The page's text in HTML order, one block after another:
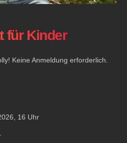
für Kinder
Keine Anmeldung erforderlich.
16 Uhr